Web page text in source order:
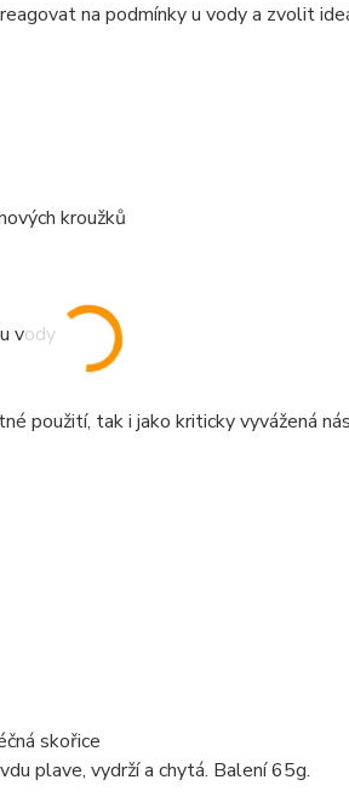
na podmínky u vody a zvolit
kroužků
vody
použití, tak i jako kriticky vyvážená
skořice
plave, vydrží a chytá. Balení 65g.